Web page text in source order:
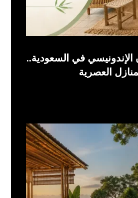
الإندونيسي في السعودية..
العصرية